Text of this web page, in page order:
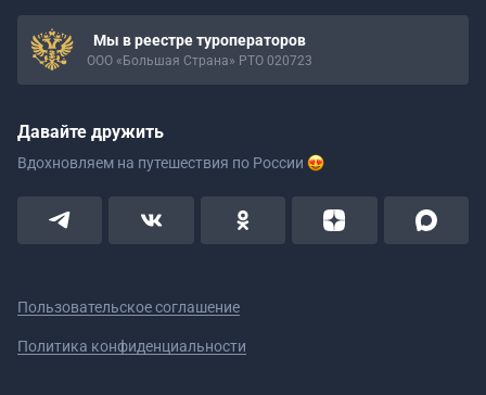
Мы в реестре туроператоров
ООО «Большая Страна» РТО 020723
Давайте дружить
Вдохновляем на путешествия по России
Пользовательское соглашение
Политика конфиденциальности